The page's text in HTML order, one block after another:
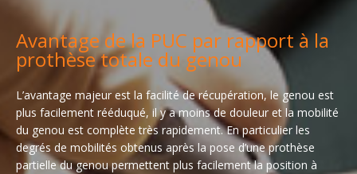
Avantage de la PUC par rapport à la
prothèse totale du genou
L’avantage majeur est la facilité de récupération, le genou est
plus facilement rééduqué, il y a moins de douleur et la mobilité
du genou est complète très rapidement. En particulier les
degrés de mobilités obtenus après la pose d’une prothèse
partielle du genou permettent plus facilement la position à